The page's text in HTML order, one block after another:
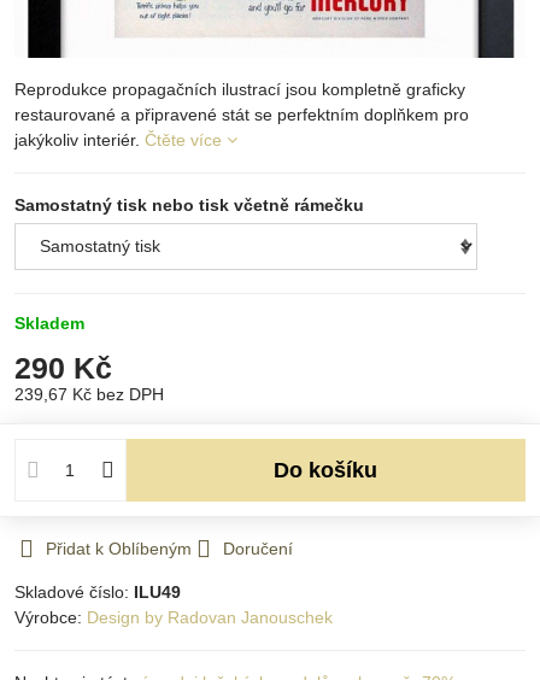
Reprodukce propagačních ilustrací jsou kompletně graficky
restaurované a připravené stát se perfektním doplňkem pro
jakýkoliv interiér. Čtěte více
Samostatný tisk nebo tisk včetně rámečku
Skladem
290 Kč
239,67 Kč bez DPH
Do košíku
Přidat k Oblíbeným Doručení
Skladové číslo: ILU49
Výrobce: Design by Radovan Janouschek